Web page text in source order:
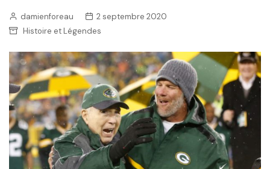
damienforeau
2 septembre 2020
Histoire et Légendes